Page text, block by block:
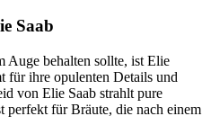
Saab
Auge behalten sollte, ist Elie
für ihre opulenten Details und
von Elie Saab strahlt pure
perfekt für Bräute, die nach einem